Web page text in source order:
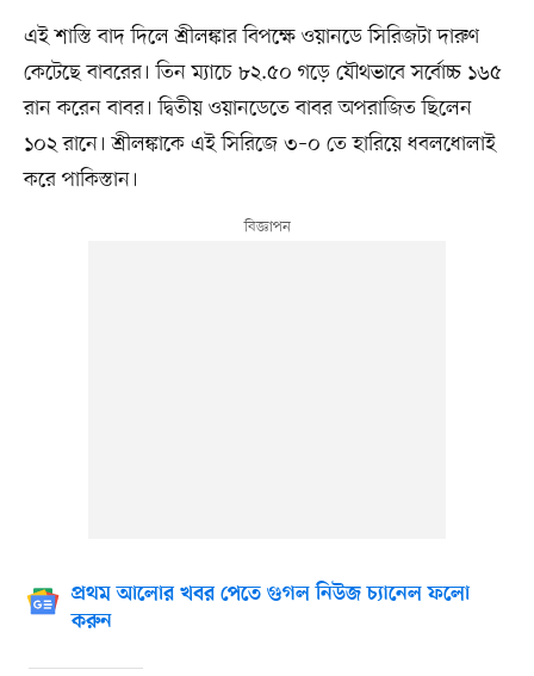
এই শাস্তি বাদ দিলে শ্রীলঙ্কার বিপক্ষে ওয়ানডে সিরিজটা দারুণ
কেটেছে বাবরের। তিন ম্যাচে ৮২.৫০ গড়ে যৌথভাবে সর্বোচ্চ ১৬৫
রান করেন বাবর। দ্বিতীয় ওয়ানডেতে বাবর অপরাজিত ছিলেন
১০২ রানে। শ্রীলঙ্কাকে এই সিরিজে ৩–০ তে হারিয়ে ধবলধোলাই
করে পাকিস্তান।
প্রথম আলোর খবর পেতে গুগল নিউজ চ্যানেল ফলো
করুন